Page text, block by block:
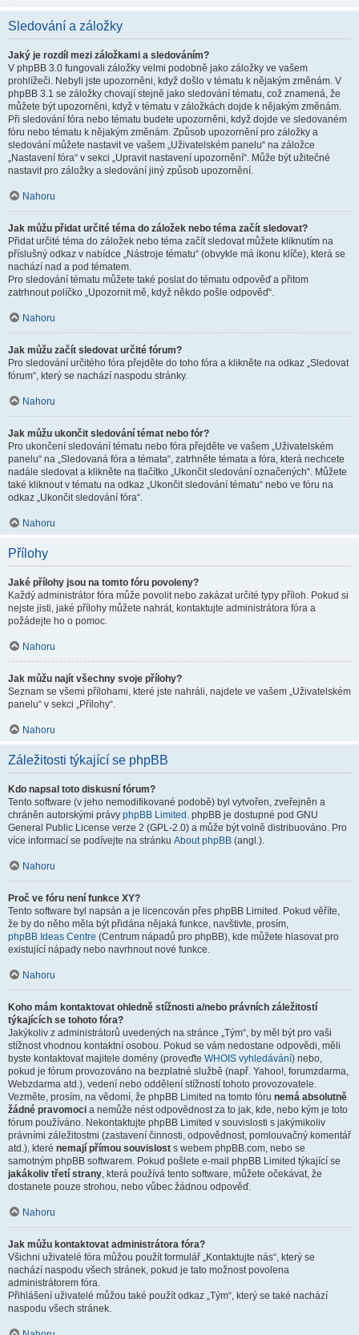
Sledování a záložky
Jaký je rozdíl mezi záložkami a sledováním?
V phpBB 3.0 fungovali záložky velmi podobně jako záložky ve vašem
prohlížeči. Nebyli jste upozorněni, když došlo v tématu k nějakým změnám. V
phpBB 3.1 se záložky chovají stejně jako sledování tématu, což znamená, že
můžete být upozorněni, když v tématu v záložkách dojde k nějakým změnám.
Při sledování fóra nebo tématu budete upozorněni, když dojde ve sledovaném
fóru nebo tématu k nějakým změnám. Způsob upozornění pro záložky a
sledování můžete nastavit ve vašem „Uživatelském panelu“ na záložce
„Nastavení fóra“ v sekci „Upravit nastavení upozornění“. Může být užitečné
nastavit pro záložky a sledování jiný způsob upozornění.
Nahoru
Jak můžu přidat určité téma do záložek nebo téma začít sledovat?
Přidat určité téma do záložek nebo téma začít sledovat můžete kliknutím na
příslušný odkaz v nabídce „Nástroje tématu“ (obvykle má ikonu klíče), která se
nachází nad a pod tématem.
Pro sledování tématu můžete také poslat do tématu odpověď a přitom
zatrhnout políčko „Upozornit mě, když někdo pošle odpověď“.
Nahoru
Jak můžu začít sledovat určité fórum?
Pro sledování určitého fóra přejděte do toho fóra a klikněte na odkaz „Sledovat
fórum“, který se nachází naspodu stránky.
Nahoru
Jak můžu ukončit sledování témat nebo fór?
Pro ukončení sledování tématu nebo fóra přejděte ve vašem „Uživatelském
panelu“ na „Sledovaná fóra a témata“, zatrhněte témata a fóra, která nechcete
nadále sledovat a klikněte na tlačítko „Ukončit sledování označených“. Můžete
také kliknout v tématu na odkaz „Ukončit sledování tématu“ nebo ve fóru na
odkaz „Ukončit sledování fóra“.
Nahoru
Přílohy
Jaké přílohy jsou na tomto fóru povoleny?
Každý administrátor fóra může povolit nebo zakázat určité typy příloh. Pokud si
nejste jisti, jaké přílohy můžete nahrát, kontaktujte administrátora fóra a
požádejte ho o pomoc.
Nahoru
Jak můžu najít všechny svoje přílohy?
Seznam se všemi přílohami, které jste nahráli, najdete ve vašem „Uživatelském
panelu“ v sekci „Přílohy“.
Nahoru
Záležitosti týkající se phpBB
Kdo napsal toto diskusní fórum?
Tento software (v jeho nemodifikované podobě) byl vytvořen, zveřejněn a
chráněn autorskými právy phpBB Limited . phpBB je dostupné pod GNU
General Public License verze 2 (GPL-2.0) a může být volně distribuováno. Pro
více informací se podívejte na stránku About phpBB (angl.).
Nahoru
Proč ve fóru není funkce XY?
Tento software byl napsán a je licencován přes phpBB Limited. Pokud věříte,
že by do něho měla být přidána nějaká funkce, navštivte, prosím,
phpBB Ideas Centre (Centrum nápadů pro phpBB), kde můžete hlasovat pro
existující nápady nebo navrhnout nové funkce.
Nahoru
Koho mám kontaktovat ohledně stížnosti a/nebo právních záležitostí
týkajících se tohoto fóra?
Jakýkoliv z administrátorů uvedených na stránce „Tým“, by měl být pro vaši
stížnost vhodnou kontaktní osobou. Pokud se vám nedostane odpovědi, měli
byste kontaktovat majitele domény (proveďte WHOIS vyhledávání) nebo,
pokud je fórum provozováno na bezplatné službě (např. Yahoo!, forumzdarma,
Webzdarma atd.), vedení nebo oddělení stížností tohoto provozovatele.
Vezměte, prosím, na vědomí, že phpBB Limited na tomto fóru nemá absolutně
žádné pravomoci a nemůže nést odpovědnost za to jak, kde, nebo kým je toto
fórum používáno. Nekontaktujte phpBB Limited v souvislosti s jakýmikoliv
právními záležitostmi (zastavení činnosti, odpovědnost, pomlouvačný komentář
atd.), které nemají přímou souvislost s webem phpBB.com, nebo se
samotným phpBB softwarem. Pokud pošlete e-mail phpBB Limited týkající se
jakákoliv třetí strany, která používá tento software, můžete očekávat, že
dostanete pouze strohou, nebo vůbec žádnou odpověď.
Nahoru
Jak můžu kontaktovat administrátora fóra?
Všichni uživatelé fóra můžou použít formulář „Kontaktujte nás“, který se
nachází naspodu všech stránek, pokud je tato možnost povolena
administrátorem fóra.
Přihlášení uživatelé můžou také použít odkaz „Tým“, který se také nachází
naspodu všech stránek.